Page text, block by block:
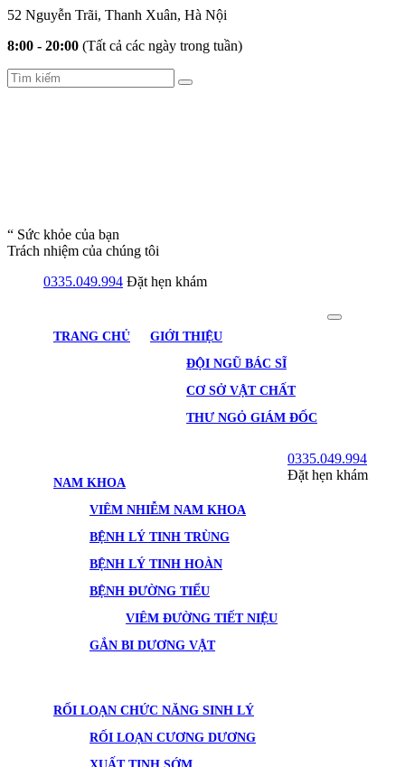
52 Nguyễn Trãi, Thanh Xuân, Hà Nội
8:00 - 20:00 (Tất cả các ngày trong tuần)
“ Sức khỏe của bạn
Trách nhiệm của chúng tôi
0335.049.994 Đặt hẹn khám
TRANG CHỦ
GIỚI THIỆU
ĐỘI NGŨ BÁC SĨ
CƠ SỞ VẬT CHẤT
THƯ NGỎ GIÁM ĐỐC
NAM KHOA
VIÊM NHIỄM NAM KHOA
BỆNH LÝ TINH TRÙNG
BỆNH LÝ TINH HOÀN
BỆNH ĐƯỜNG TIỂU
VIÊM ĐƯỜNG TIẾT NIỆU
GẮN BI DƯƠNG VẬT
RỐI LOẠN CHỨC NĂNG SINH LÝ
RỐI LOẠN CƯƠNG DƯƠNG
0335.049.994
Đặt hẹn khám